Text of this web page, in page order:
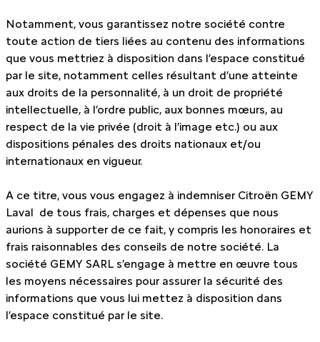
Notamment, vous garantissez notre société contre
toute action de tiers liées au contenu des informations
que vous mettriez à disposition dans l’espace constitué
par le site, notamment celles résultant d’une atteinte
aux droits de la personnalité, à un droit de propriété
intellectuelle, à l’ordre public, aux bonnes mœurs, au
respect de la vie privée (droit à l’image etc.) ou aux
dispositions pénales des droits nationaux et/ou
internationaux en vigueur.
A ce titre, vous vous engagez à indemniser Citroën GEMY
Laval de tous frais, charges et dépenses que nous
aurions à supporter de ce fait, y compris les honoraires et
frais raisonnables des conseils de notre société. La
société GEMY SARL s’engage à mettre en œuvre tous
les moyens nécessaires pour assurer la sécurité des
informations que vous lui mettez à disposition dans
l’espace constitué par le site.